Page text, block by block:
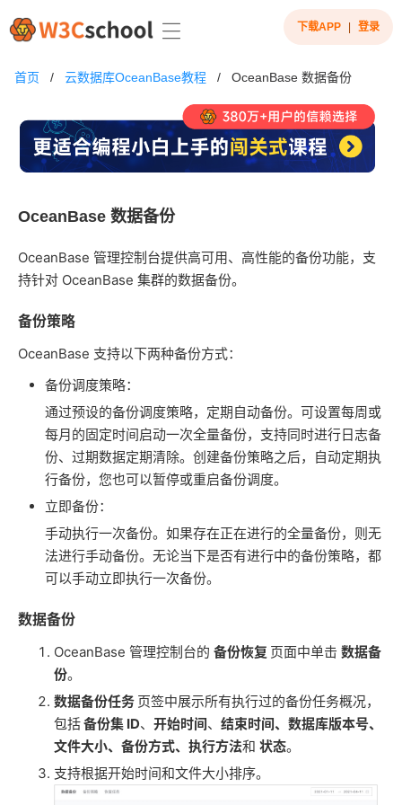
下载APP 登录
首页 / 云数据库OceanBase教程 / OceanBase 数据备份
OceanBase 数据备份
OceanBase 管理控制台提供高可用、高性能的备份功能，支
持针对 OceanBase 集群的数据备份。
备份策略
OceanBase 支持以下两种备份方式：
备份调度策略：
通过预设的备份调度策略，定期自动备份。可设置每周或
每月的固定时间启动一次全量备份，支持同时进行日志备
份、过期数据定期清除。创建备份策略之后，自动定期执
行备份，您也可以暂停或重启备份调度。
立即备份：
手动执行一次备份。如果存在正在进行的全量备份，则无
法进行手动备份。无论当下是否有进行中的备份策略，都
可以手动立即执行一次备份。
数据备份
OceanBase 管理控制台的 备份恢复 页面中单击 数据备
份。
数据备份任务 页签中展示所有执行过的备份任务概况，
包括备份集 ID、 开始时间、 结束时间、数据库版本号、
文件大小、备份方式、执行方法和 状态。
支持根据开始时间和文件大小排序。